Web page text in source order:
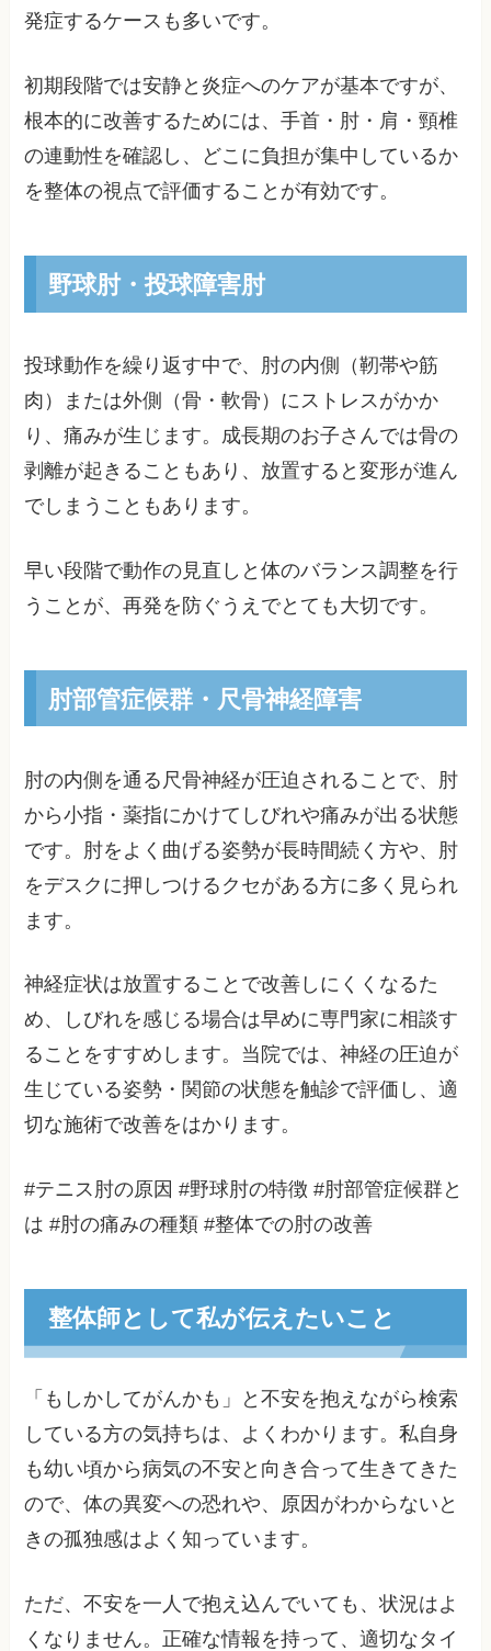
発症するケースも多いです。
初期段階では安静と炎症へのケアが基本ですが、
根本的に改善するためには、手首・肘・肩・頸椎
の連動性を確認し、どこに負担が集中しているか
を整体の視点で評価することが有効です。
野球肘・投球障害肘
投球動作を繰り返す中で、肘の内側（靭帯や筋
肉）または外側（骨・軟骨）にストレスがかか
り、痛みが生じます。成長期のお子さんでは骨の
剥離が起きることもあり、放置すると変形が進ん
でしまうこともあります。
早い段階で動作の見直しと体のバランス調整を行
うことが、再発を防ぐうえでとても大切です。
肘部管症候群・尺骨神経障害
肘の内側を通る尺骨神経が圧迫されることで、肘
から小指・薬指にかけてしびれや痛みが出る状態
です。肘をよく曲げる姿勢が長時間続く方や、肘
をデスクに押しつけるクセがある方に多く見られ
ます。
神経症状は放置することで改善しにくくなるた
め、しびれを感じる場合は早めに専門家に相談す
ることをすすめします。当院では、神経の圧迫が
生じている姿勢・関節の状態を触診で評価し、適
切な施術で改善をはかります。
#テニス肘の原因 #野球肘の特徴 #肘部管症候群と
は #肘の痛みの種類 #整体での肘の改善
整体師として私が伝えたいこと
「もしかしてがんかも」と不安を抱えながら検索
している方の気持ちは、よくわかります。私自身
も幼い頃から病気の不安と向き合って生きてきた
ので、体の異変への恐れや、原因がわからないと
きの孤独感はよく知っています。
ただ、不安を一人で抱え込んでいても、状況はよ
くなりません。正確な情報を持って、適切なタイ